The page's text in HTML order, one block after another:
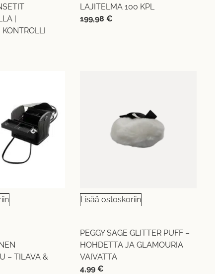
|
LAJITELMA 100 KPL
199,98 €
– TILAVA &
Lisää ostoskoriin
PEGGY SAGE GLITTER PUFF –
HOHDETTA JA GLAMOURIA
VAIVATTA
4,99 €